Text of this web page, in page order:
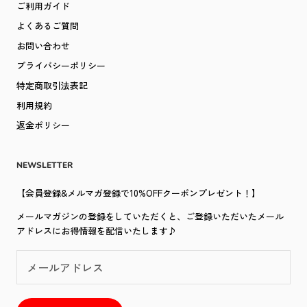
ご利用ガイド
よくあるご質問
お問い合わせ
プライバシーポリシー
特定商取引法表記
利用規約
返金ポリシー
NEWSLETTER
【会員登録&メルマガ登録で10%OFFクーポンプレゼント！】
メールマガジンの登録をしていただくと、ご登録いただいたメール
アドレスにお得情報を配信いたします♪